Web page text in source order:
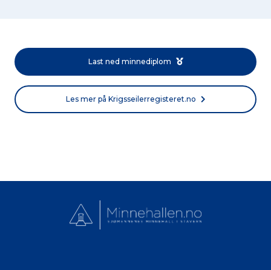
Last ned minnediplom
Les mer på Krigsseilerregisteret.no